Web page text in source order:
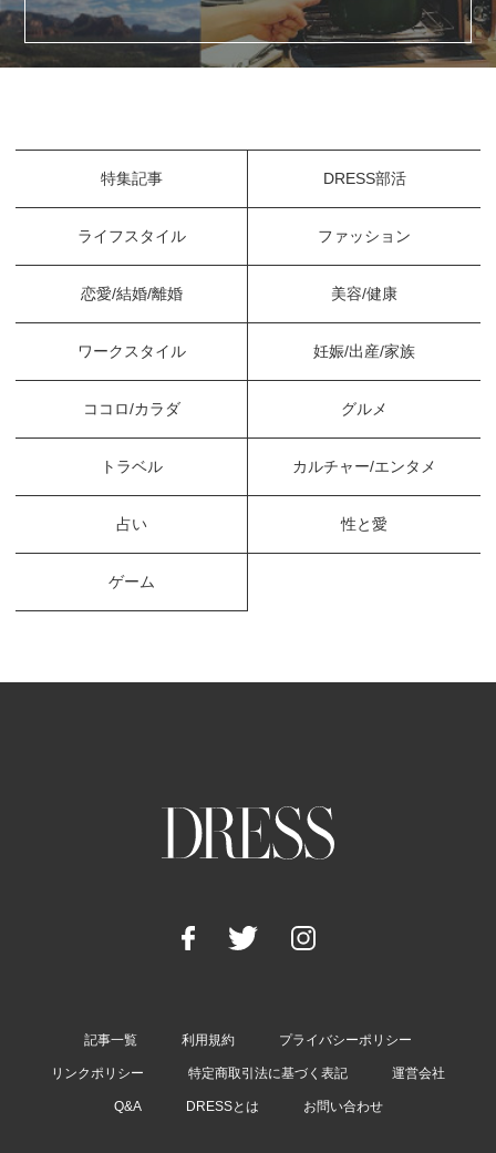
特集記事 DRESS部活
ライフスタイル ファッション
恋愛/結婚/離婚 美容/健康
ワークスタイル 妊娠/出産/家族
ココロ/カラダ グルメ
トラベル カルチャー/エンタメ
占い 性と愛
ゲーム
記事一覧 利用規約 プライバシーポリシー
リンクポリシー 特定商取引法に基づく表記 運営会社
Q&A DRESSとは お問い合わせ